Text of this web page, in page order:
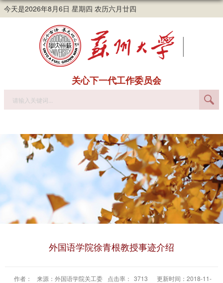
今天是2026年8月6日 星期四 农历六月廿四
关心下一代工作委员会
外国语学院徐青根教授事迹介绍
作者： 来源：外国语学院关工委 点击率： 3713
更新时间：2018-11-